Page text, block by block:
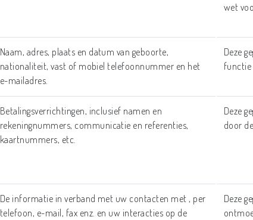
wet
Naam, adres, plaats en datum van geboorte,
nationaliteit, vast of mobiel telefoonnummer en het
e-mailadres.
Deze
functie
Betalingsverrichtingen, inclusief namen en
rekeningnummers, communicatie en referenties,
kaartnummers, etc.
Deze
door
De informatie in verband met uw contacten met , per
telefoon, e-mail, fax enz. en uw interacties op de
Deze